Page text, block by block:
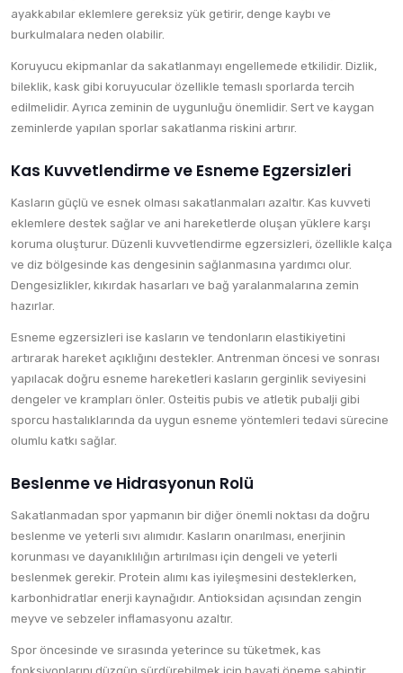
ayakkabılar eklemlere gereksiz yük getirir, denge kaybı ve
burkulmalara neden olabilir.
Koruyucu ekipmanlar da sakatlanmayı engellemede etkilidir. Dizlik,
bileklik, kask gibi koruyucular özellikle temaslı sporlarda tercih
edilmelidir. Ayrıca zeminin de uygunluğu önemlidir. Sert ve kaygan
zeminlerde yapılan sporlar sakatlanma riskini artırır.
Kas Kuvvetlendirme ve Esneme Egzersizleri
Kasların güçlü ve esnek olması sakatlanmaları azaltır. Kas kuvveti
eklemlere destek sağlar ve ani hareketlerde oluşan yüklere karşı
koruma oluşturur. Düzenli kuvvetlendirme egzersizleri, özellikle kalça
ve diz bölgesinde kas dengesinin sağlanmasına yardımcı olur.
Dengesizlikler, kıkırdak hasarları ve bağ yaralanmalarına zemin
hazırlar.
Esneme egzersizleri ise kasların ve tendonların elastikiyetini
artırarak hareket açıklığını destekler. Antrenman öncesi ve sonrası
yapılacak doğru esneme hareketleri kasların gerginlik seviyesini
dengeler ve krampları önler. Osteitis pubis ve atletik pubalji gibi
sporcu hastalıklarında da uygun esneme yöntemleri tedavi sürecine
olumlu katkı sağlar.
Beslenme ve Hidrasyonun Rolü
Sakatlanmadan spor yapmanın bir diğer önemli noktası da doğru
beslenme ve yeterli sıvı alımıdır. Kasların onarılması, enerjinin
korunması ve dayanıklılığın artırılması için dengeli ve yeterli
beslenmek gerekir. Protein alımı kas iyileşmesini desteklerken,
karbonhidratlar enerji kaynağıdır. Antioksidan açısından zengin
meyve ve sebzeler inflamasyonu azaltır.
Spor öncesinde ve sırasında yeterince su tüketmek, kas